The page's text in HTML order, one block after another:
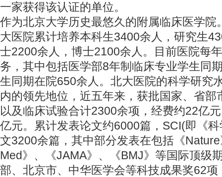
一家获得该认证的单位。
作为北京大学历史最悠久的附属临床医学院
大医院累计培养本科生3400余人，研究生
士2200余人，博士2100余人。目前医院每
务，其中包括医学部8年制临床专业学生同
生同期在院650余人。北大医院的科学研究
内的领先地位，近五年来，获批国家、省部
以及临床试验合计2300余项，经费约22亿
亿元。累计发表论文约6000篇，SCI(即《
文3200余篇，其中部分发表在包括《
Med》、《JAMA》、《BMJ》等国际顶级
部、北京市、中华医学会等科技成果奖62